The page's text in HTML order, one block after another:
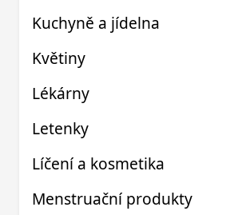
Kuchyně a jídelna
Květiny
Lékárny
Letenky
Líčení a kosmetika
Menstruační produkty